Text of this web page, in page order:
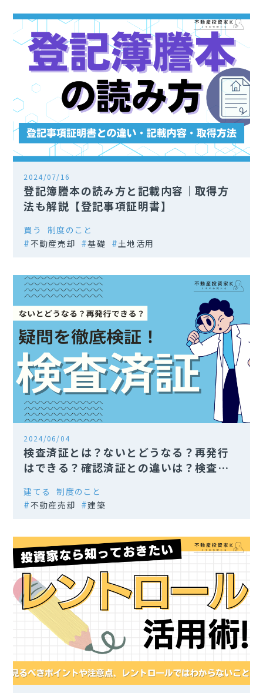
2024/07/16
登記簿謄本の読み方と記載内容｜取得方
法も解説【登記事項証明書】
買う
制度のこと
不動産売却
基礎 土地活用
2024/06/04
検査済証とは？ないとどうなる？再発行
はできる？確認済証との違いは？検査済
建てる
制度のこと
不動産売却
建築